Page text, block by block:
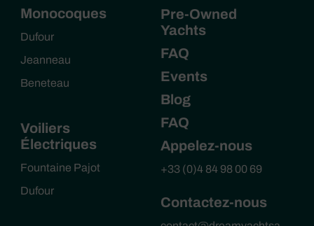
Monocoques
Dufour
Jeanneau
Beneteau
Voiliers
Électriques
Fountaine Pajot
Dufour
Pre-Owned
Yachts
FAQ
Events
Blog
FAQ
Appelez-nous
+33 (0)4 84 98 00 69
Contactez-nous